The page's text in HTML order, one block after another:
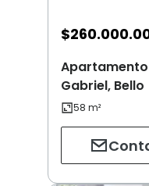
$
Apartamento
Gabriel, Bello